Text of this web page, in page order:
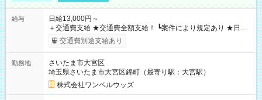
給与
日給13,000円～
＋交通費支給 ★交通費全額支給！ ┗案件により規定あり ★日払
いOK！（規定あり） ┗働いたその日に現金GET♪ お仕事後はコ
ンビニATMから 日払い分を引き落とせます！ 【試用期間】試
交通費別途支給あり
勤務地
さいたま市大宮区
埼玉県さいたま市大宮区錦町（最寄り駅：大宮駅）
株式会社ワンベルウッズ